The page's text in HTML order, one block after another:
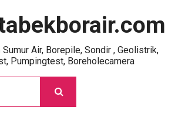
Air, Borepile, Sondir , Geolistrik,
Pumpingtest, Boreholecamera